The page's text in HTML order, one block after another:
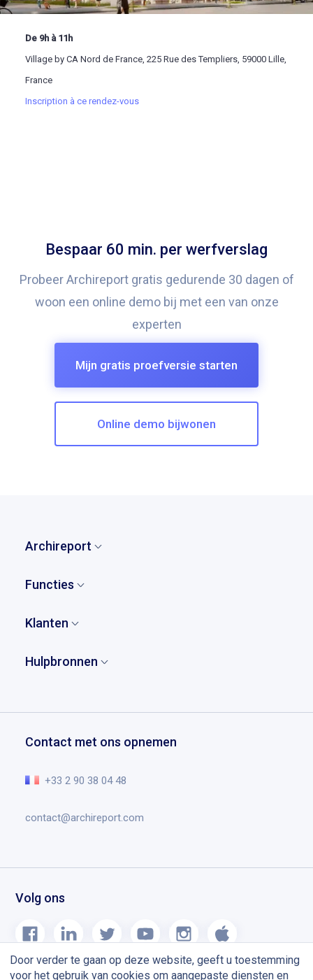
Door verder te gaan op deze website, geeft u toestemming
voor het gebruik van cookies om aangepaste diensten en
De 9h à 11h
Village by CA Nord de France, 225 Rue des Templiers, 59000 Lille,
France
Inscription à ce rendez-vous
Bespaar 60 min. per werfverslag
Probeer Archireport gratis gedurende 30 dagen of
woon een online demo bij met een van onze
experten
Mijn gratis proefversie starten
Online demo bijwonen
Archireport
Ons verhaal
Partners
Functies
Verslagen
Planning chantier
Klanten
Case studies
Studentenaanbod
Hulpbronnen
Vraag een demo
Blog
Contact met ons opnemen
+33 2 90 38 04 48
contact@archireport.com
Volg ons